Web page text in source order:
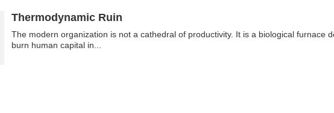
Thermodynamic Ruin
The modern organization is not a cathedral of productivity. It is a biological furnace
burn human capital in...